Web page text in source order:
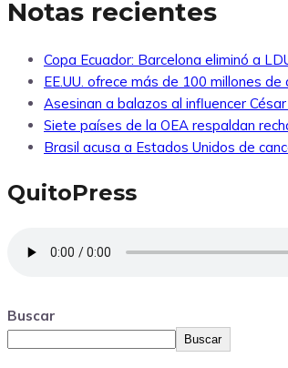
Notas recientes
Copa Ecuador: Barcelona eliminó a
EE.UU. ofrece más de 100 millones
Asesinan a balazos al influencer
Siete países de la OEA respaldan
Brasil acusa a Estados Unidos de
QuitoPress
Buscar
Buscar